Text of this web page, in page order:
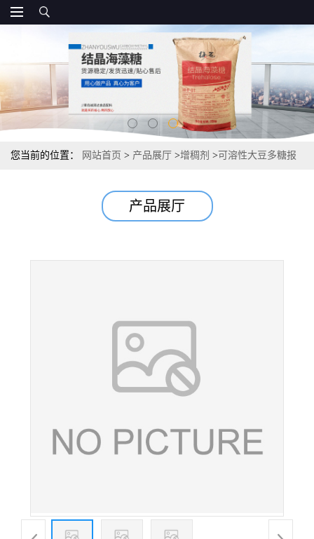
您当前的位置： 网站首页 > 产品展厅 >增稠剂 > 可溶性大豆多糖报
产品展厅